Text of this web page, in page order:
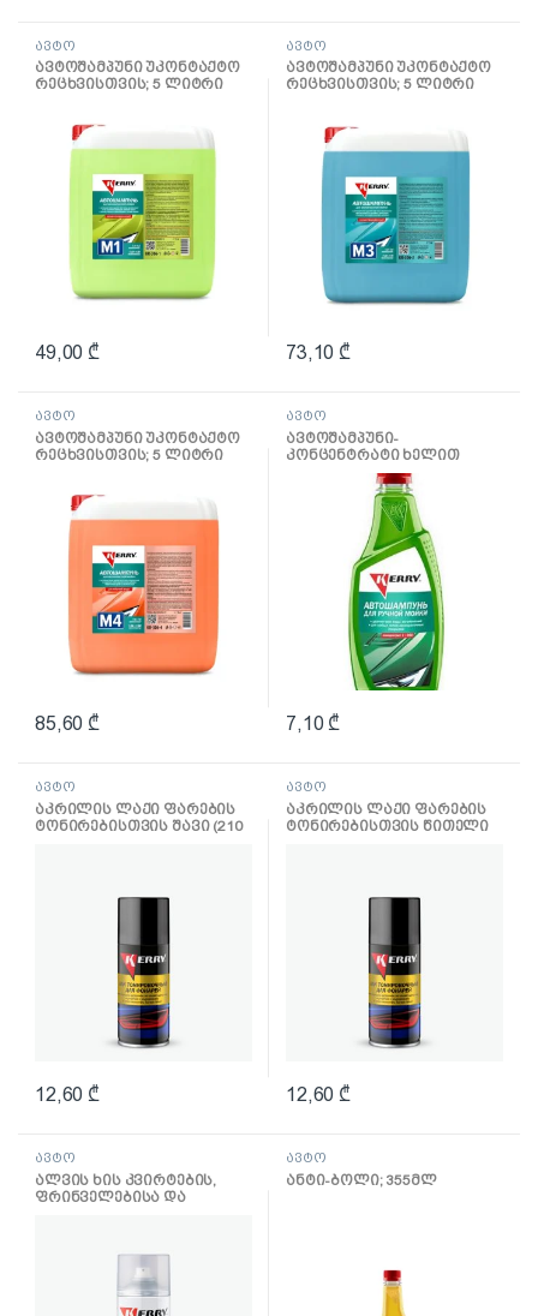
ავტო
ავტოშამპუნი უკონტაქტო
რეცხვისთვის; 5 ლიტრი
49,00₾
ავტო
ავტოშამპუნი უკონტაქტო
რეცხვისთვის; 5 ლიტრი
73,10₾
ავტო
ავტოშამპუნი უკონტაქტო
რეცხვისთვის; 5 ლიტრი
85,60 ₾
ავტო
ავტოშამპუნი-
კონცენტრატი ხელით
რეცხვისთვის (500მლ)
7,10 ₾
ავტო
აკრილის ლაქი ფარების
ტონირებისთვის შავი (210
12,60 ₾
ავტო
აკრილის ლაქი ფარების
ტონირებისთვის წითელი
12,60 ₾
ავტო
ალვის ხის კვირტების,
ფრინველებისა და
ავტო
ანტი-ბოლი; 355მლ